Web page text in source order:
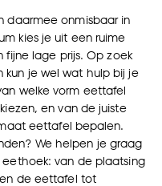
daarmee onmisbaar in
kies je uit een ruime
fijne lage prijs. Op zoek
kun je wel wat hulp bij je
welke vorm eettafel
en van de juiste
eettafel bepalen.
We helpen je graag
van de plaatsing
de eettafel tot